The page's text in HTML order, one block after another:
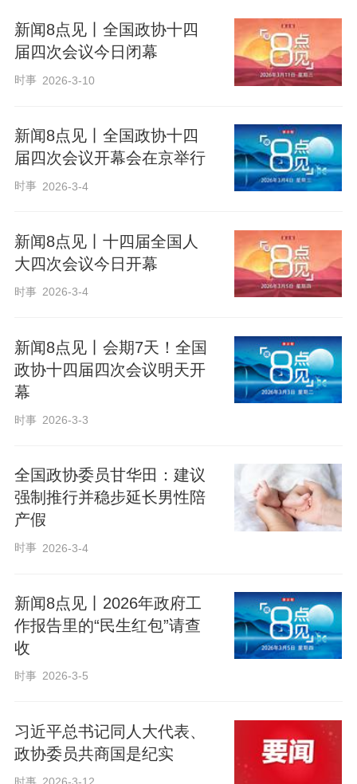
新闻8点见丨全国政协十四
届四次会议今日闭幕
时事 2026-3-10
新闻8点见丨全国政协十四
届四次会议开幕会在京举行
时事 2026-3-4
新闻8点见丨十四届全国人
大四次会议今日开幕
时事 2026-3-4
新闻8点见丨会期7天！全国
政协十四届四次会议明天开
幕
时事 2026-3-3
全国政协委员甘华田：建议
强制推行并稳步延长男性陪
产假
时事 2026-3-4
新闻8点见丨2026年政府工
作报告里的“民生红包”请查
收
时事 2026-3-5
习近平总书记同人大代表、
政协委员共商国是纪实
时事